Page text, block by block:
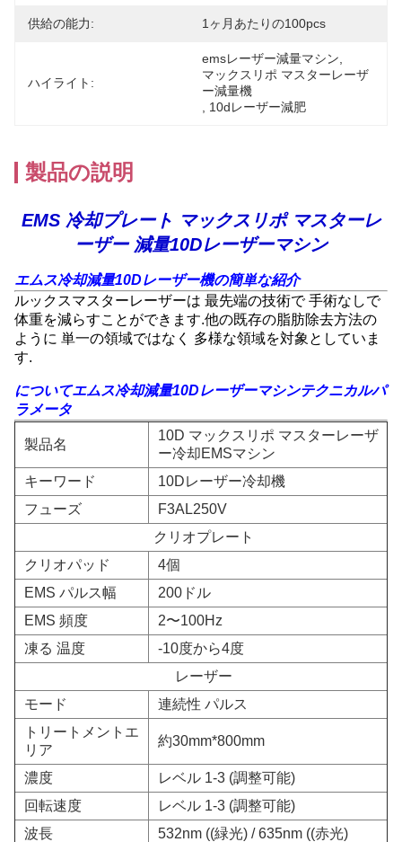
供給の能力: 1ヶ月あたりの100pcs
ハイライト:
emsレーザー減量マシン
マックスリポ マスターレーザ
ー減量機
10dレーザー減肥
製品の説明
EMS 冷却プレート マックスリポ マスターレ
ーザー 減量10Dレーザーマシン
エムス冷却減量10Dレーザー機の簡単な紹介
ルックスマスターレーザーは 最先端の技術で 手術なしで
体重を減らすことができます.他の既存の脂肪除去方法の
ように 単一の領域ではなく 多様な領域を対象としていま
す.
についてエムス冷却減量10Dレーザーマシンテクニカルパ
ラメータ
製品名
10D マックスリポ マスターレーザ
ー冷却EMSマシン
キーワード
10Dレーザー冷却機
フューズ
F3AL250V
クリオプレート
クリオパッド
4個
EMS パルス幅
200ドル
EMS 頻度
2〜100Hz
凍る 温度
-10度から4度
レーザー
モード
連続性 パルス
トリートメントエ
リア
約30mm*800mm
濃度
レベル 1-3 (調整可能)
回転速度
レベル 1-3 (調整可能)
波長
532nm ((緑光) / 635nm ((赤光)